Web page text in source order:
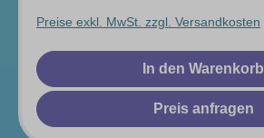
Preise exkl. MwSt. zzgl. Versandkosten
In den Warenkorb
Preis anfragen